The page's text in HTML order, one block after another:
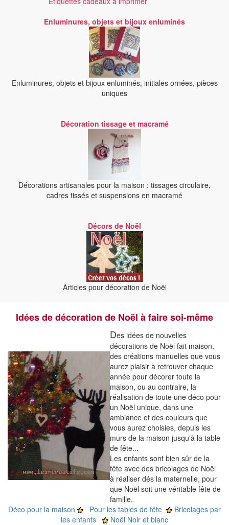
Enluminures, objets et bijoux enluminés
Enluminures, objets et bijoux enluminés, initiales ornées, pièces
uniques
Décoration tissage et macramé
Décorations artisanales pour la maison : tissages circulaire,
cadres tissés et suspensions en macramé
Décors de Noël
Articles pour décoration de Noël
Idées de décoration de Noël à faire soi-même
Des idées de nouvelles
décorations de Noël fait maison,
des créations manuelles que vous
aurez plaisir à retrouver chaque
année pour décorer toute la
maison, ou au contraire, la
réalisation de toute une déco pour
un Noël unique, dans une
ambiance et des couleurs que
vous aurez choisies, depuis les
murs de la maison jusqu'à la table
de fête...
Les enfants sont bien sûr de la
fête avec des bricolages de Noël
à réaliser dés la maternelle, pour
que Noël soit une véritable fête de
famille.
Déco pour la maison
Pour les tables de fête
Bricolages par
les enfants
Noël Noir et blanc